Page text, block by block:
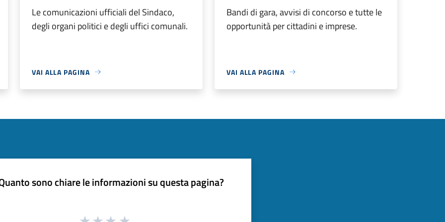
Le comunicazioni ufficiali del Sindaco,
degli organi politici e degli uffici comunali.
VAI ALLA PAGINA
Bandi di gara, avvisi di concorso e tutte le
opportunità per cittadini e imprese.
VAI ALLA PAGINA
sono chiare le informazioni su questa pagina?